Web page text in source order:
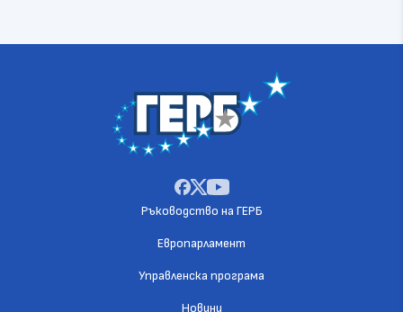
Ръководство на ГЕРБ
Европарламент
Управленска програма
Новини